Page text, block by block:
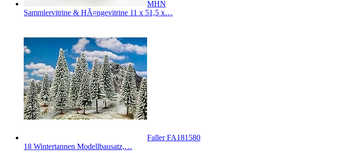
MHN
Sammlervitrine & HÃ¤ngevitrine 11 x 51,5 x…
Faller FA181580
18 Wintertannen Modellbausatz,…